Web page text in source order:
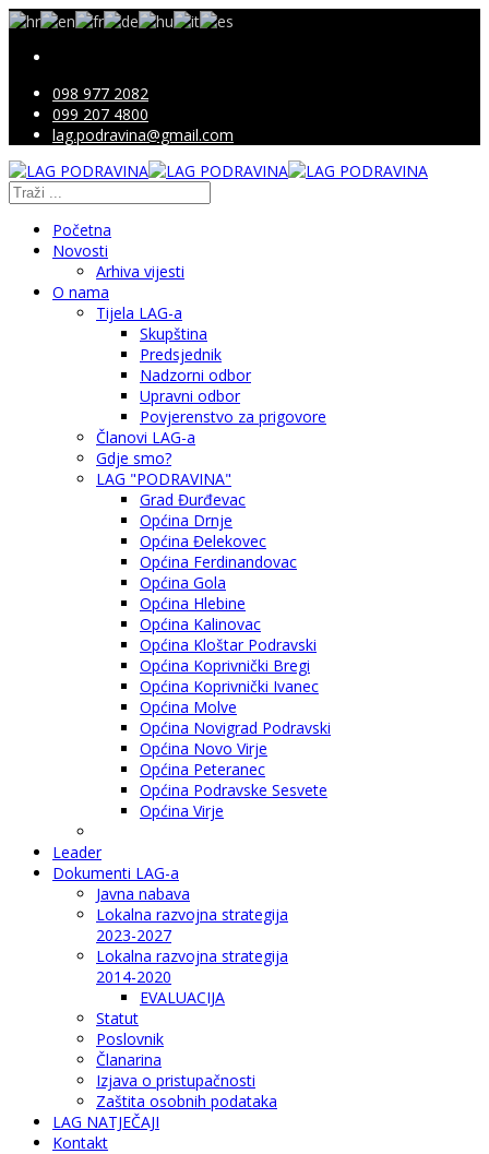
098 977 2082
099 207 4800
lag.podravina@gmail.com
Početna
Novosti
Arhiva vijesti
O nama
Tijela LAG-a
Skupština
Predsjednik
Nadzorni odbor
Upravni odbor
Povjerenstvo za prigovore
Članovi LAG-a
Gdje smo?
LAG "PODRAVINA"
Grad Đurđevac
Općina Drnje
Općina Đelekovec
Općina Ferdinandovac
Općina Gola
Općina Hlebine
Općina Kalinovac
Općina Kloštar Podravski
Općina Koprivnički Bregi
Općina Koprivnički Ivanec
Općina Molve
Općina Novigrad Podravski
Općina Novo Virje
Općina Peteranec
Općina Podravske Sesvete
Općina Virje
Leader
Dokumenti LAG-a
Javna nabava
Lokalna razvojna strategija
2023-2027
Lokalna razvojna strategija
2014-2020
EVALUACIJA
Statut
Poslovnik
Članarina
Izjava o pristupačnosti
Zaštita osobnih podataka
LAG NATJEČAJI
Kontakt